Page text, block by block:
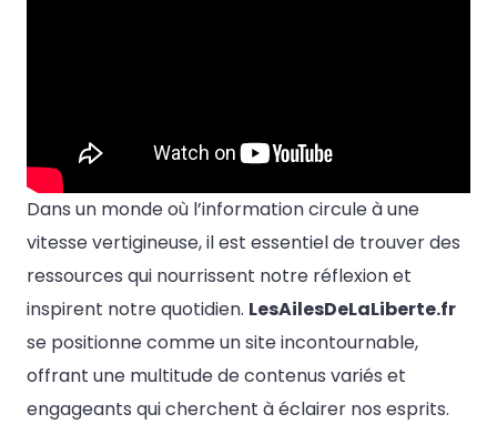
Dans un monde où l’information circule à une
vitesse vertigineuse, il est essentiel de trouver des
ressources qui nourrissent notre réflexion et
inspirent notre quotidien. LesAilesDeLaLiberte.fr
se positionne comme un site incontournable,
offrant une multitude de contenus variés et
engageants qui cherchent à éclairer nos esprits.